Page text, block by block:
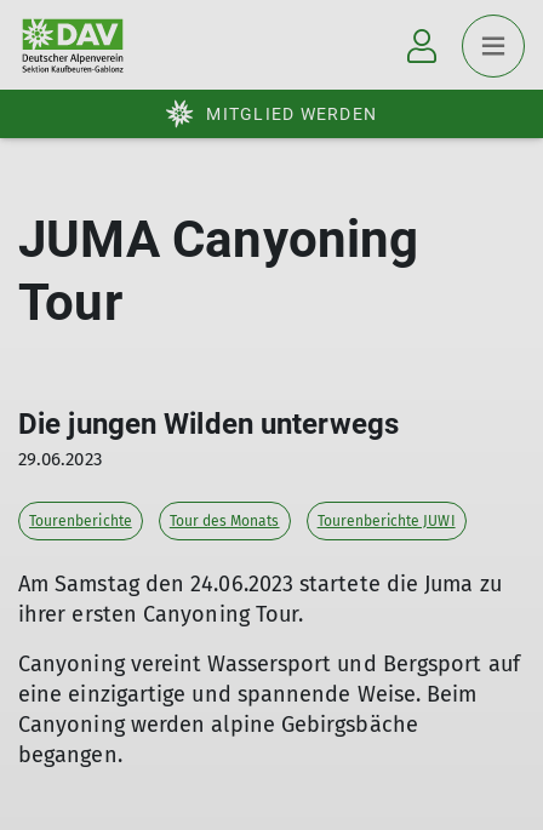
MITGLIED WERDEN
JUMA Canyoning
Tour
Die jungen Wilden unterwegs
29.06.2023
Tourenberichte Tour des Monats Tourenberichte JUWI
Am Samstag den 24.06.2023 startete die Juma zu
ihrer ersten Canyoning Tour.
Canyoning vereint Wassersport und Bergsport auf
eine einzigartige und spannende Weise. Beim
Canyoning werden alpine Gebirgsbäche
begangen.